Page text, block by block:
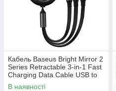
Кабель Baseus Bright Mirror 2
Series Retractable 3-in-1 Fast
Charging Data Cable USB to
M+L+C 66W 1.1m Black
В наявності